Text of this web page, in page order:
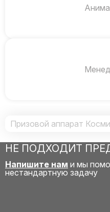
Призовой аппарат
НЕ ПОДХОДИТ
Напишите нам и мы
нестандартную задачу